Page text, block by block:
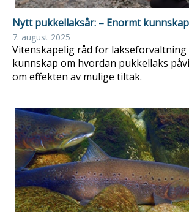
Nytt pukkellaksår: – Enormt
7. august 2025
Vitenskapelig råd for
kunnskap om hvordan pukkellaks
om effekten av mulige tiltak.